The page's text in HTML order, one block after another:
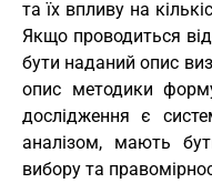
та їх впливу на
Якщо проводиться
бути наданий опис
опис методики
дослідження є
аналізом, мають
вибору та